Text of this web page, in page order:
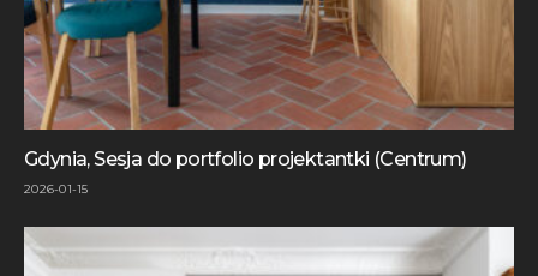
Gdynia, Sesja do portfolio projektantki (Centrum)
2026-01-15